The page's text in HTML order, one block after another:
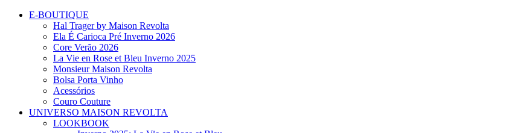
E-BOUTIQUE
Hal Trager by Maison Revolta
Ela É Carioca Pré Inverno 2026
Core Verão 2026
La Vie en Rose et Bleu Inverno 2025
Monsieur Maison Revolta
Bolsa Porta Vinho
Acessórios
Couro Couture
UNIVERSO MAISON REVOLTA
LOOKBOOK